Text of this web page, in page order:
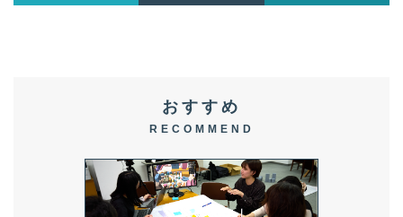
おすすめ
RECOMMEND